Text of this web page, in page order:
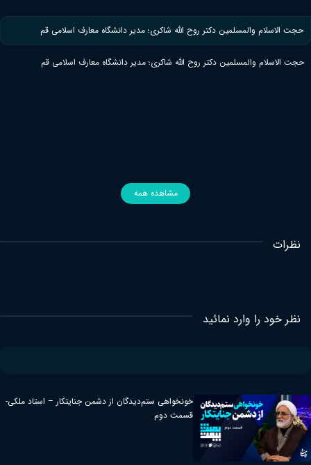
حجت الاسلام والمسلمین دکتر روح الله شاکری؛ مدیر دانشگاه معارف اسلامی قم
حجت الاسلام والمسلمین دکتر روح الله شاکری؛ مدیر دانشگاه معارف اسلامی قم
مشاهده همه
نظرات
نظر خود را وارد نمائید
خونخواهی ستم‌دیدگان از دشمن جنایتکار – استاد ملکی-
قسمت دوم